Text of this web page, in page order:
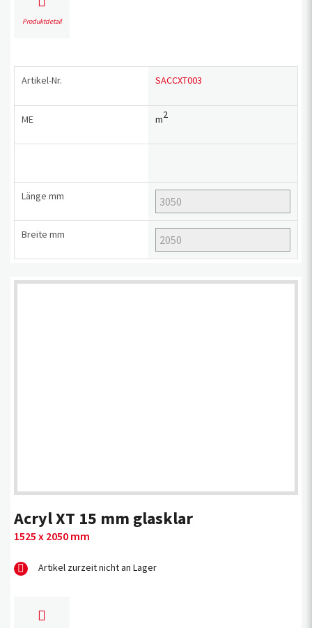
Produktdetail
Artikel-Nr.
ME
Länge mm
Breite mm
SACCXT003
m2
Acryl XT 15 mm glasklar
1525 x 2050 mm
Artikel zurzeit nicht an Lager